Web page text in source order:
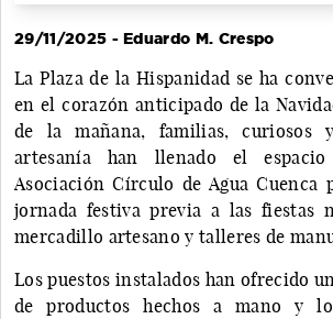
29/11/2025 - Eduardo M. Crespo
La Plaza de la Hispanidad se ha
en el corazón anticipado de la
de la mañana, familias, curiosos
artesanía han llenado el
Asociación Círculo de Agua Cuenca
jornada festiva previa a las fiestas
mercadillo artesano y talleres de
Los puestos instalados han ofrecido
de productos hechos a mano y